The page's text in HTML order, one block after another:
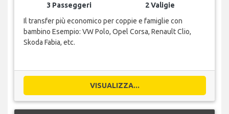
3 Passeggeri
2 Valigie
Il transfer più economico per coppie e famiglie con
bambino Esempio: VW Polo, Opel Corsa, Renault Clio,
Skoda Fabia, etc.
VISUALIZZA...